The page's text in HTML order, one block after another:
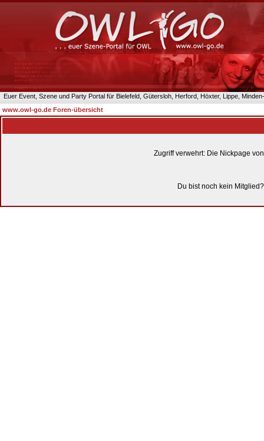
Euer Event, Szene und Party Portal für Bielefeld, Gütersloh, Herford, Höxter, Lippe,
www.owl-go.de Foren-übersicht
Zugriff verwehrt: Die Nickpage
Du bist noch kein